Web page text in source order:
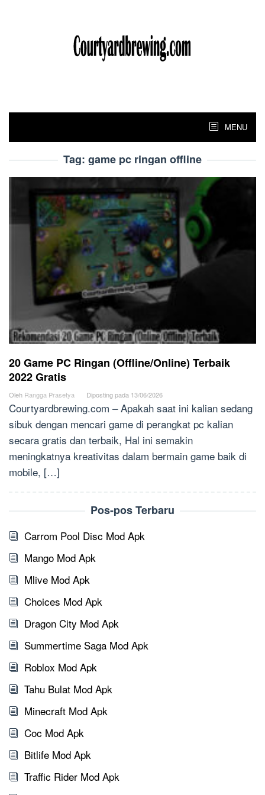
MENU
Tag: game pc ringan offline
20 Game PC Ringan (Offline/Online) Terbaik
2022 Gratis
Oleh Rangga Prasetya Diposting pada 13/06/2026
Courtyardbrewing.com – Apakah saat ini kalian sedang
sibuk dengan mencari game di perangkat pc kalian
secara gratis dan terbaik, Hal ini semakin
meningkatnya kreativitas dalam bermain game baik di
mobile, […]
Pos-pos Terbaru
Carrom Pool Disc Mod Apk
Mango Mod Apk
Mlive Mod Apk
Choices Mod Apk
Dragon City Mod Apk
Summertime Saga Mod Apk
Roblox Mod Apk
Tahu Bulat Mod Apk
Minecraft Mod Apk
Coc Mod Apk
Bitlife Mod Apk
Traffic Rider Mod Apk